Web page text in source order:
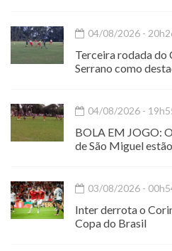
04/08/2026 -
Terceira rodada do
Serrano como
04/08/2026 -
BOLA EM JOGO:
de São Miguel
03/08/2026 -
Inter derrota o
Copa do Brasil